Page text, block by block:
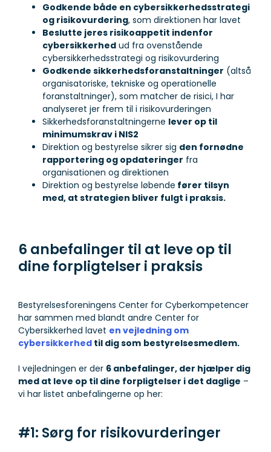
Godkende både en cybersikkerhedsstrategi
og risikovurdering, som direktionen har lavet
Beslutte jeres risikoappetit indenfor
cybersikkerhed ud fra ovenstående
cybersikkerhedsstrategi og risikovurdering
Godkende sikkerhedsforanstaltninger (altså
organisatoriske, tekniske og operationelle
foranstaltninger), som matcher de risici, I har
analyseret jer frem til i risikovurderingen
Sikkerhedsforanstaltningerne lever op til
minimumskrav i NIS2
Direktion og bestyrelse sikrer sig den fornødne
rapportering og opdateringer fra
organisationen og direktionen
Direktion og bestyrelse løbende fører tilsyn
med, at strategien bliver fulgt i praksis.
6 anbefalinger til at leve op til
dine forpligtelser i praksis
Bestyrelsesforeningens Center for Cyberkompetencer
har sammen med blandt andre Center for
Cybersikkerhed lavet en vejledning om
cybersikkerhed til dig som bestyrelsesmedlem.
I vejledningen er der 6 anbefalinger, der hjælper dig
med at leve op til dine forpligtelser i det daglige –
vi har listet anbefalingerne op her:
#1: Sørg for risikovurderinger